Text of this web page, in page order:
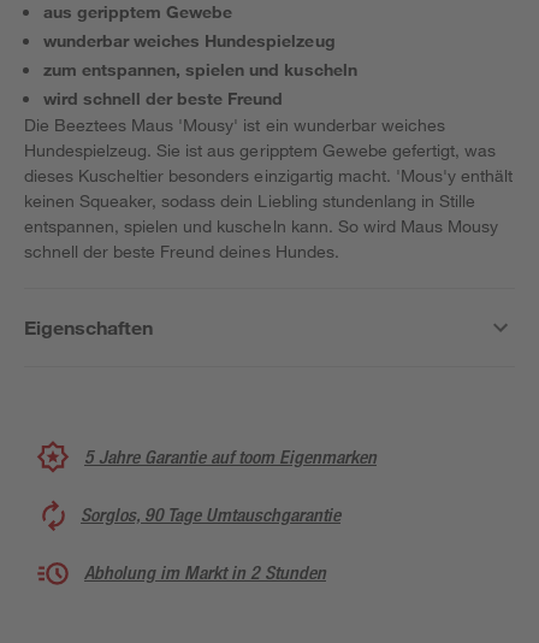
aus geripptem Gewebe
wunderbar weiches Hundespielzeug
zum entspannen, spielen und kuscheln
wird schnell der beste Freund
Die Beeztees Maus 'Mousy' ist ein wunderbar weiches
Hundespielzeug. Sie ist aus geripptem Gewebe gefertigt, was
dieses Kuscheltier besonders einzigartig macht. 'Mous'y enthält
keinen Squeaker, sodass dein Liebling stundenlang in Stille
entspannen, spielen und kuscheln kann. So wird Maus Mousy
schnell der beste Freund deines Hundes.
Eigenschaften
5 Jahre Garantie auf toom Eigenmarken
Sorglos, 90 Tage Umtauschgarantie
Abholung im Markt in 2 Stunden